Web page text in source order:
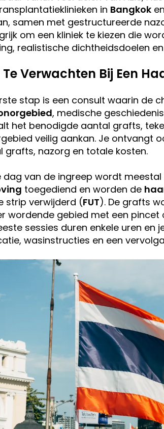
in Bangkok
samen met gestructureerde
om een kliniek te kiezen die
realistische dichtheidsdoelen
Verwachten Bij Een
stap is een consult waarin de
, medische
het benodigde aantal grafts,
veilig aankan. Je ontvangt
grafts, nazorg en totale kosten.
dag van de ingreep wordt
toegediend en worden de
strip verwijderd (FUT). De grafts
wordende gebied met een pincet
sessies duren enkele uren
wasinstructies en een